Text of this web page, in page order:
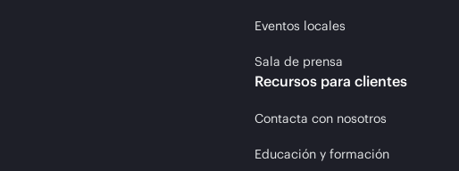
Eventos locales
Sala de prensa
Recursos para clientes
Contacta con nosotros
Educación y formación